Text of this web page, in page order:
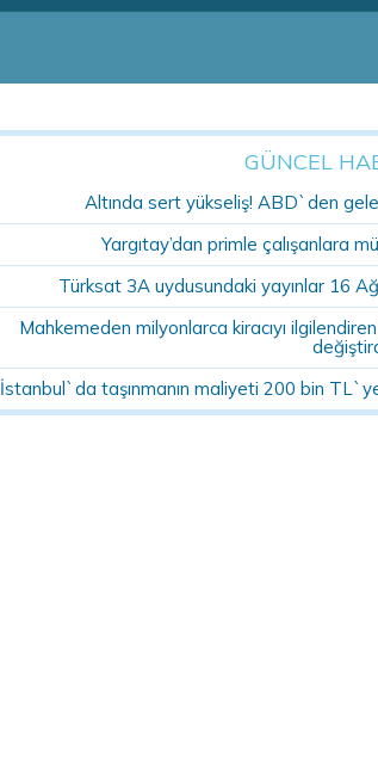
GÜNCEL
Altında sert yükseliş! ABD`den
Yargıtay’dan primle çalışanlara
Türksat 3A uydusundaki yayınlar 16
Mahkemeden milyonlarca kiracıyı
İstanbul`da taşınmanın maliyeti 200 bin